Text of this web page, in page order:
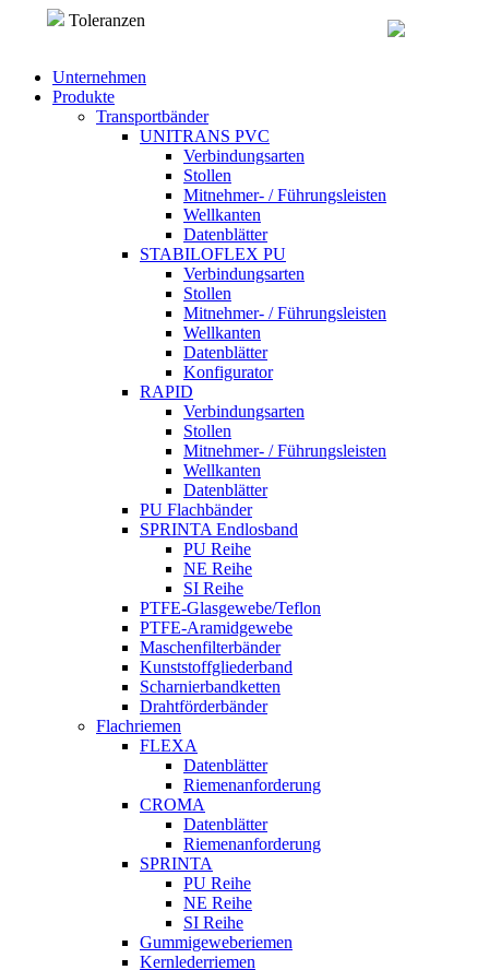
Direkt zum Inhalt
Toleranzen
Unternehmen
Produkte
Transportbänder
UNITRANS PVC
Verbindungsarten
Stollen
Mitnehmer- / Führungsleisten
Wellkanten
Datenblätter
STABILOFLEX PU
Verbindungsarten
Stollen
Mitnehmer- / Führungsleisten
Wellkanten
Datenblätter
Konfigurator
RAPID
Verbindungsarten
Stollen
Mitnehmer- / Führungsleisten
Wellkanten
Datenblätter
PU Flachbänder
SPRINTA Endlosband
PU Reihe
NE Reihe
SI Reihe
PTFE-Glasgewebe/Teflon
PTFE-Aramidgewebe
Maschenfilterbänder
Kunststoffgliederband
Scharnierbandketten
Drahtförderbänder
Flachriemen
FLEXA
Datenblätter
Riemenanforderung
CROMA
Datenblätter
Riemenanforderung
SPRINTA
PU Reihe
NE Reihe
SI Reihe
Gummigeweberiemen
Kernlederriemen